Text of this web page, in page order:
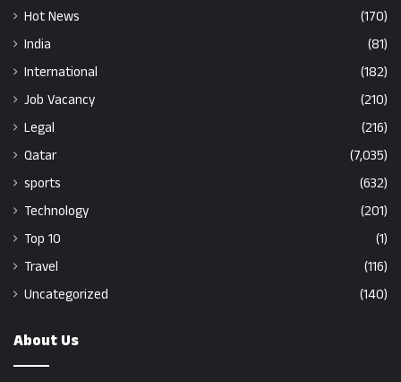
Hot News
(170)
India
(81)
International
(182)
Job Vacancy
(210)
Legal
(216)
Qatar
(7,035)
sports
(632)
Technology
(201)
Top 10
(1)
Travel
(116)
Uncategorized
(140)
About Us